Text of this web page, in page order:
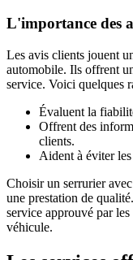
L'importance des
Les avis clients jouent
automobile. Ils offrent
service. Voici quelques
Évaluent la
Offrent des
clients.
Aident à éviter
Choisir un serrurier
une prestation de
service approuvé par
véhicule.